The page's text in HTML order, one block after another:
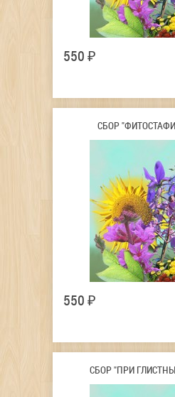
550 ₽
СБОР
550 ₽
СБОР "ПРИ